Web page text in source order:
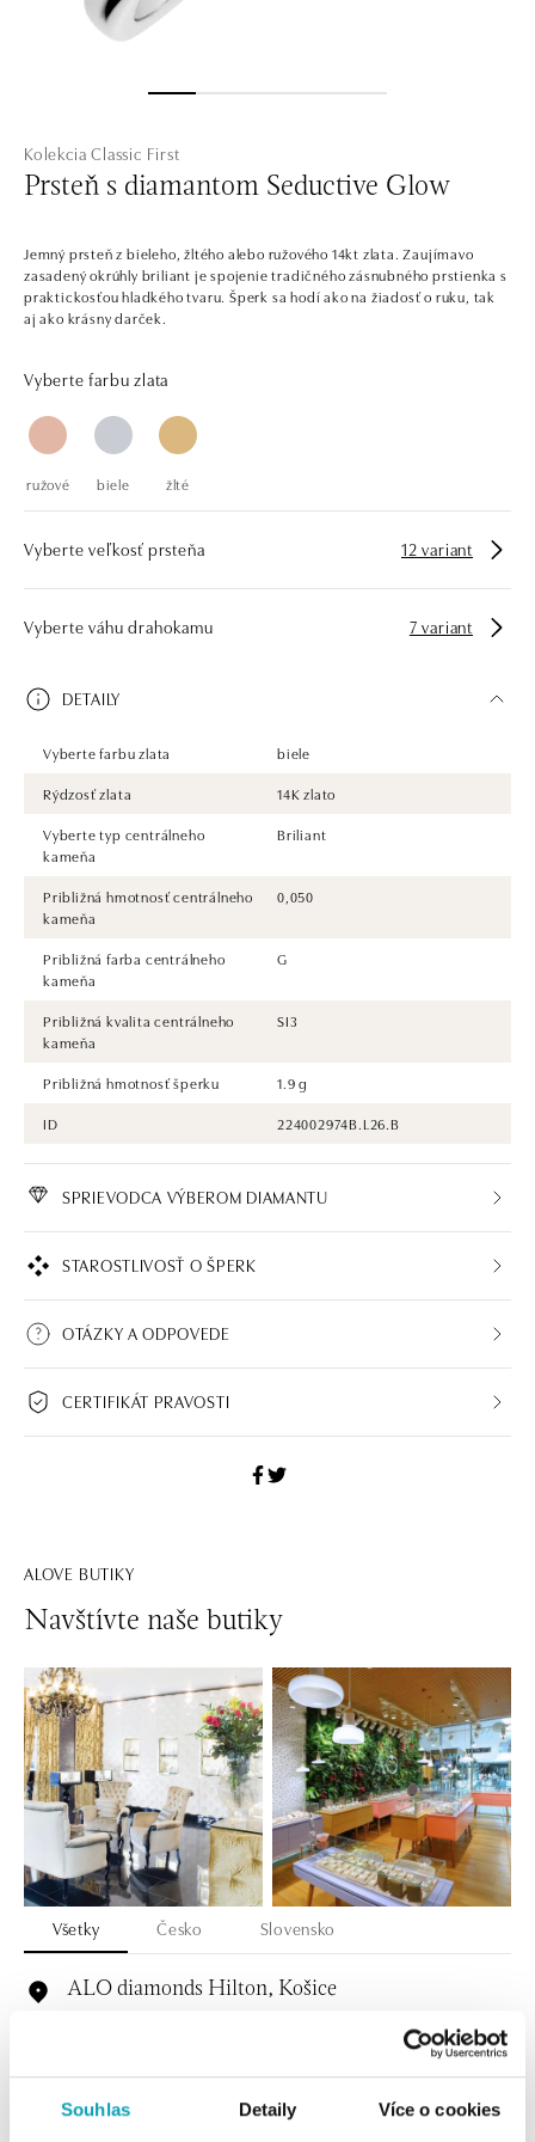
Souhlas Detaily Více o cookies
Kolekcia Classic First
Prsteň s diamantom Seductive Glow
Jemný prsteň z bieleho, žltého alebo ružového 14kt zlata. Zaujímavo
zasadený okrúhly briliant je spojenie tradičného zásnubného prstienka s
praktickosťou hladkého tvaru. Šperk sa hodí ako na žiadosť o ruku, tak
aj ako krásny darček.
Vyberte farbu zlata
ružové biele žlté
Vyberte veľkosť prsteňa 12 variant
Vyberte váhu drahokamu 7 variant
DETAILY
Vyberte farbu zlata
biele
Rýdzosť zlata
14K zlato
Vyberte typ centrálneho
kameňa
Briliant
Približná hmotnosť centrálneho
kameňa
0,050
Približná farba centrálneho
kameňa
G
Približná kvalita centrálneho
kameňa
SI3
Približná hmotnosť šperku
1.9 g
ID
224002974B.L26.B
SPRIEVODCA VÝBEROM DIAMANTU
STAROSTLIVOSŤ O ŠPERK
OTÁZKY A ODPOVEDE
CERTIFIKÁT PRAVOSTI
ALOVE BUTIKY
Navštívte naše butiky
Všetky Česko Slovensko
ALO diamonds Hilton, Košice